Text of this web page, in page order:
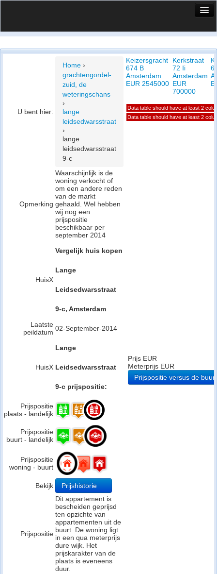
Vergelijk prijsposities - wijk
U bent hier:
Home ›
grachtengordel-
zuid, de
weteringschans
›
lange
leidsedwarsstraat
›
lange
leidsedwarsstraat
9-c
Opmerking
Waarschijnlijk is de
woning verkocht of
om een andere reden
van de markt
gehaald. Wel hebben
wij nog een
prijspositie
beschikbaar per
september 2014
HuisX
Vergelijk huis kopen
Lange
Leidsedwarsstraat
9-c, Amsterdam
Laatste
peildatum 02-September-2014
HuisX
Lange
Leidsedwarsstraat
9-c prijspositie:
Prijspositie
plaats - landelijk
Prijspositie
buurt - landelijk
Prijspositie
woning - buurt
Bekijk Prijshistorie
Prijspositie
Dit appartement is
bescheiden geprijsd
ten opzichte van
appartementen uit de
buurt. De woning ligt
in een qua meterprijs
dure wijk. Het
prijskarakter van de
plaats is eveneens
duur.
Keizersgracht
674 B
Amsterdam
EUR 2545000
Kerkstraat
72 Ii
Amsterdam
EUR
700000
Data table should have at least 2
Data table should have at least 2
Prijs EUR
Meterprijs EUR
Prijspositie versus de buurt